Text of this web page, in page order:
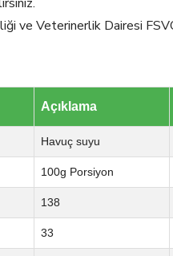
ve Veterinerlik Dairesi
Açıklama
Havuç suyu
100g Porsiyon
138
33